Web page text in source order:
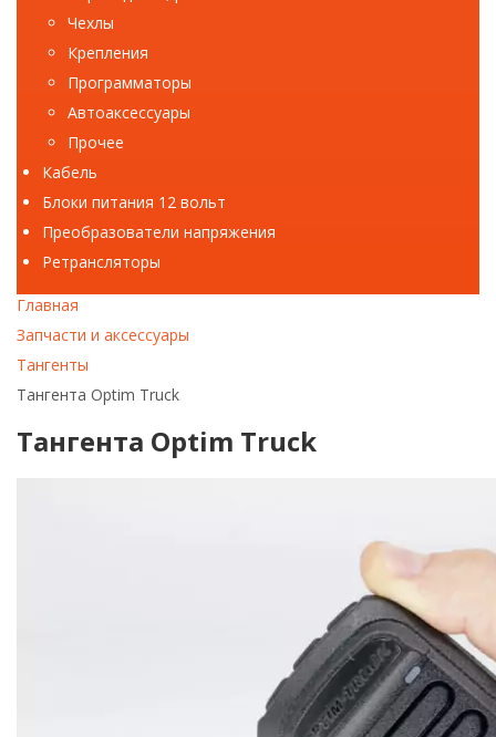
Чехлы
Крепления
Программаторы
Автоаксессуары
Прочее
Кабель
Блоки питания 12 вольт
Преобразователи напряжения
Ретрансляторы
Главная
Запчасти и аксессуары
Тангенты
Тангента Optim Truck
Тангента Optim Truck